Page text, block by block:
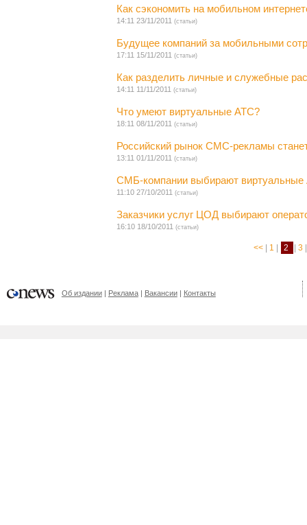
Как сэкономить на мобильном
14:11 23/11/2011 (статьи)
Будущее компаний за мобильными
17:11 15/11/2011 (статьи)
Как разделить личные и служебные
14:11 11/11/2011 (статьи)
Что умеют виртуальные АТС?
18:11 08/11/2011 (статьи)
Российский рынок СМС-рекламы
13:11 01/11/2011 (статьи)
СМБ-компании выбирают
11:10 27/10/2011 (статьи)
Заказчики услуг ЦОД выбирают
16:10 18/10/2011 (статьи)
<< 1 2 3
Об издании Реклама Вакансии Контакты